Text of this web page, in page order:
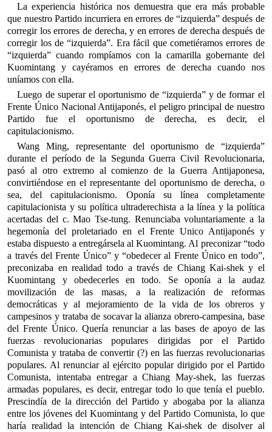
La experiencia histórica nos demuestra que era más probable
que nuestro Partido incurriera en errores de “izquierda” después de
corregir los errores de derecha, y en errores de derecha después de
corregir los de “izquierda”. Era fácil que cometiéramos errores de
“izquierda” cuando rompíamos con la camarilla gobernante del
Kuomintang y cayéramos en errores de derecha cuando nos
uníamos con ella.
Luego de superar el oportunismo de “izquierda” y de formar el
Frente Único Nacional Antijaponés, el peligro principal de nuestro
Partido fue el oportunismo de derecha, es decir, el
capitulacionismo.
Wang Ming, representante del oportunismo de “izquierda”
durante el período de la Segunda Guerra Civil Revolucionaria,
pasó al otro extremo al comienzo de la Guerra Antijaponesa,
convirtiéndose en el representante del oportunismo de derecha, o
sea, del capitulacionismo. Oponía su línea completamente
capitulacionista y su política ultraderechista a la línea y la política
acertadas del c. Mao Tse-tung. Renunciaba voluntariamente a la
hegemonía del proletariado en el Frente Unico Antijaponés y
estaba dispuesto a entregársela al Kuomintang. Al preconizar “todo
a través del Frente Único” y “obedecer al Frente Único en todo”,
preconizaba en realidad todo a través de Chiang Kai-shek y el
Kuomintang y obedecerles en todo. Se oponía a la audaz
movilización de las masas, a la realización de reformas
democráticas y al mejoramiento de la vida de los obreros y
campesinos y trataba de socavar la alianza obrero-campesina, base
del Frente Único. Quería renunciar a las bases de apoyo de las
fuerzas revolucionarias populares dirigidas por el Partido
Comunista y trataba de convertir (?) en las fuerzas revolucionarias
populares. Al renunciar al ejército popular dirigido por el Partido
Comunista, intentaba entregar a Chiang May-shek, las fuerzas
armadas populares, es decir, entregar todo lo que tenía el pueblo.
Prescindía de la dirección del Partido y abogaba por la alianza
entre los jóvenes del Kuomintang y del Partido Comunista, lo que
haría realidad la intención de Chiang Kai-shek de disolver al